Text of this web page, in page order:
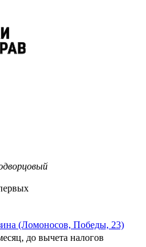
(Ломоносов, Победы, 23)
до вычета налогов